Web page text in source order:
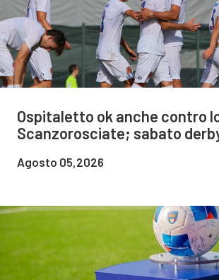
Ospitaletto ok anche contro
Scanzorosciate; sabato
Agosto 05,2026